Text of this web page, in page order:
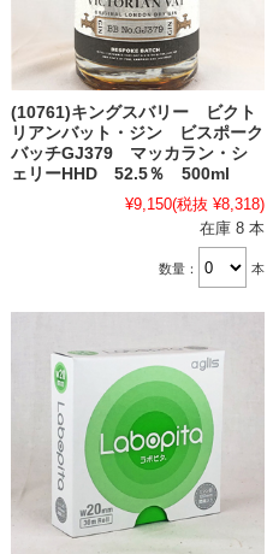
(10761)キングスバリー ビクト
リアンバット・ジン ビスポーク
バッチGJ379 マッカラン・シ
ェリーHHD 52.5％ 500ml
¥9,150(税抜 ¥8,318)
在庫 8 本
数量： 本